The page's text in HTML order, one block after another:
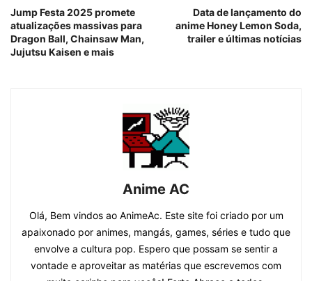
Jump Festa 2025 promete
atualizações massivas para
Dragon Ball, Chainsaw Man,
Jujutsu Kaisen e mais
Data de lançamento do
anime Honey Lemon Soda,
trailer e últimas notícias
Anime AC
Olá, Bem vindos ao AnimeAc. Este site foi criado por um
apaixonado por animes, mangás, games, séries e tudo que
envolve a cultura pop. Espero que possam se sentir a
vontade e aproveitar as matérias que escrevemos com